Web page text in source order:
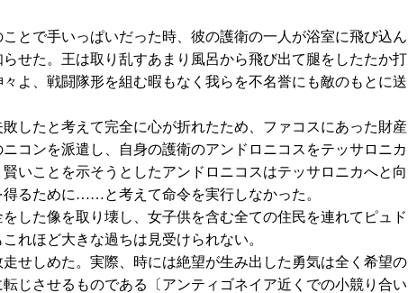
とで手いっぱいだった時、彼の護衛の一人が浴室に飛び込ん
せた。王は取り乱すあまり風呂から飛び出て腿をしたたか打
よ、戦闘隊形を組む暇もなく我らを不名誉にも敵のもとに送
したと考えて完全に心が折れたため、ファコスにあった財産
コンを派遣し、自身の護衛のアンドロニコスをテッサロニカ
いことを示そうとしたアンドロニコスはテッサロニカへと向
るために……と考えて命令を実行しなかった。
した像を取り壊し、女子供を含む全ての住民を連れてピュド
れほど大きな過ちは見受けられない。
せしめた。実際、時には絶望が生み出した勇気は全く希望の
じさせるものである〔アンティゴネイア近くでの小競り合い